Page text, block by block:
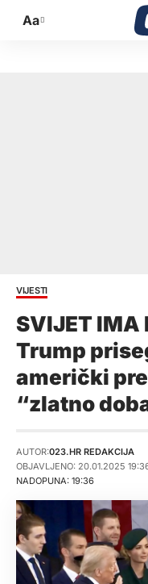
Promijeni
Aa
VIJESTI
SVIJET IMA
Trump
američki
“zlatno
NADOPUNA: 19:36
AUTOR:023.HR REDAKCIJA
OBJAVLJENO: 20.01.2025